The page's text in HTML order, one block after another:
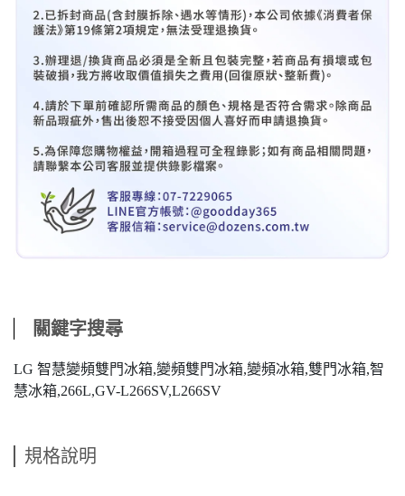
關鍵字搜尋
LG 智慧變頻雙門冰箱,變頻雙門冰箱,變頻冰箱,雙門冰箱,智
慧冰箱,266L,GV-L266SV,L266SV
規格說明